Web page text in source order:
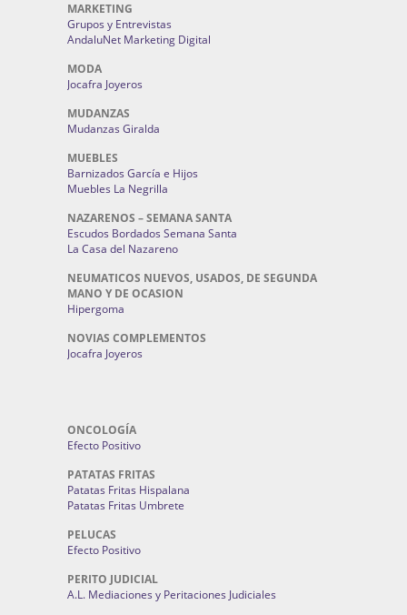
MARKETING
Grupos y Entrevistas
AndaluNet Marketing Digital
MODA
Jocafra Joyeros
MUDANZAS
Mudanzas Giralda
MUEBLES
Barnizados García e Hijos
Muebles La Negrilla
NAZARENOS – SEMANA SANTA
Escudos Bordados Semana Santa
La Casa del Nazareno
NEUMATICOS NUEVOS, USADOS, DE SEGUNDA
MANO Y DE OCASION
Hipergoma
NOVIAS COMPLEMENTOS
Jocafra Joyeros
ONCOLOGÍA
Efecto Positivo
PATATAS FRITAS
Patatas Fritas Hispalana
Patatas Fritas Umbrete
PELUCAS
Efecto Positivo
PERITO JUDICIAL
A.L. Mediaciones y Peritaciones Judiciales